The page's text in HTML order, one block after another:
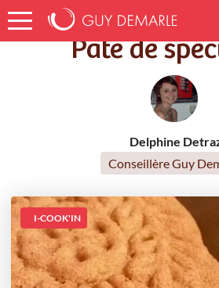
Accueil Recettes Pâte de
Pâte de
Delphine
Conseillère Guy
I-COOK'IN